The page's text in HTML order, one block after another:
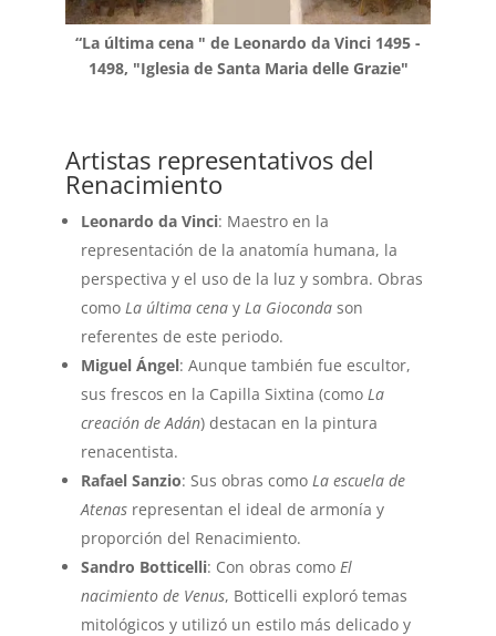
“La última cena " de Leonardo da Vinci 1495 -
1498, "Iglesia de Santa Maria delle Grazie"
Artistas representativos del
Renacimiento
Leonardo da Vinci: Maestro en la
representación de la anatomía humana, la
perspectiva y el uso de la luz y sombra. Obras
como La última cenay La Giocondason
referentes de este periodo.
Miguel Ángel: Aunque también fue escultor,
sus frescos en la Capilla Sixtina (como La
creación de Adán) destacan en la pintura
renacentista.
Rafael Sanzio: Sus obras como La escuela de
Atenasrepresentan el ideal de armonía y
proporción del Renacimiento.
Sandro Botticelli: Con obras como El
nacimiento de Venus, Botticelli exploró temas
mitológicos y utilizó un estilo más delicado y